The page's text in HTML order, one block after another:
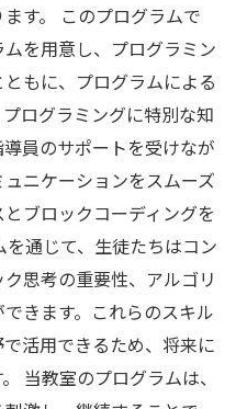
す。 このプログラムで
を用意し、プログラミン
もに、プログラムによる
ログラミングに特別な知
員のサポートを受けなが
ニケーションをスムーズ
ブロックコーディングを
通じて、生徒たちはコン
思考の重要性、アルゴリ
きます。これらのスキル
活用できるため、将来に
当教室のプログラムは、